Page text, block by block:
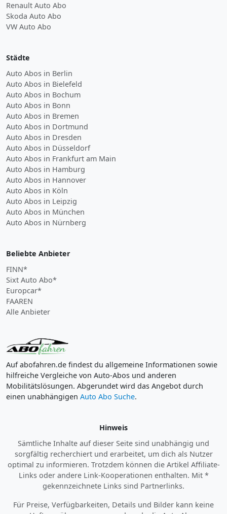
Renault Auto Abo
Skoda Auto Abo
VW Auto Abo
Städte
Auto Abos in Berlin
Auto Abos in Bielefeld
Auto Abos in Bochum
Auto Abos in Bonn
Auto Abos in Bremen
Auto Abos in Dortmund
Auto Abos in Dresden
Auto Abos in Düsseldorf
Auto Abos in Frankfurt am Main
Auto Abos in Hamburg
Auto Abos in Hannover
Auto Abos in Köln
Auto Abos in Leipzig
Auto Abos in München
Auto Abos in Nürnberg
Beliebte Anbieter
FINN*
Sixt Auto Abo*
Europcar*
FAAREN
Alle Anbieter
Auf abofahren.de findest du allgemeine Informationen sowie
hilfreiche Vergleiche von Auto-Abos und anderen
Mobilitätslösungen. Abgerundet wird das Angebot durch
einen unabhängigen Auto Abo Suche.
Hinweis
Sämtliche Inhalte auf dieser Seite sind unabhängig und
sorgfältig recherchiert und erarbeitet, um dich als Nutzer
optimal zu informieren. Trotzdem können die Artikel Affiliate-
Links oder andere Link-Kooperationen enthalten. Mit *
gekennzeichnete Links sind Partnerlinks.
Für Preise, Verfügbarkeiten, Details und Bilder kann keine